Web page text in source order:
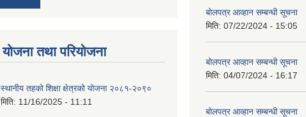
योजना तथा परियोजना
स्थानीय तहको शिक्षा क्षेत्रको योजना २०८१-२०९०
मिति: 11/16/2025 - 11:11
बोलपत्र आव्हान सम्बन्धी सूचना
मिति: 07/22/2024 - 15:05
बोलपत्र आव्हान सम्बन्धी सूचना
मिति: 04/07/2024 - 16:17
बोलपत्र आव्हान सम्बन्धी सूचना